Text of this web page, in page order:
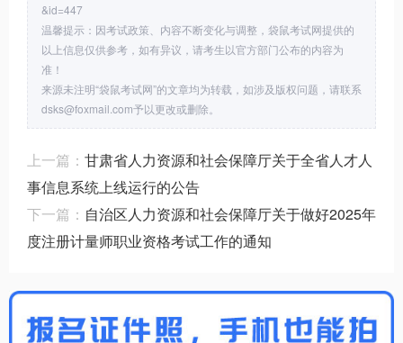
&id=447
温馨提示：因考试政策、内容不断变化与调整，袋鼠考试网提供的
以上信息仅供参考，如有异议，请考生以官方部门公布的内容为
准！
来源未注明“袋鼠考试网”的文章均为转载，如涉及版权问题，请联系
dsks@foxmail.com予以更改或删除。
上一篇： 甘肃省人力资源和社会保障厅关于全省人才人
事信息系统上线运行的公告
下一篇： 自治区人力资源和社会保障厅关于做好2025年
度注册计量师职业资格考试工作的通知